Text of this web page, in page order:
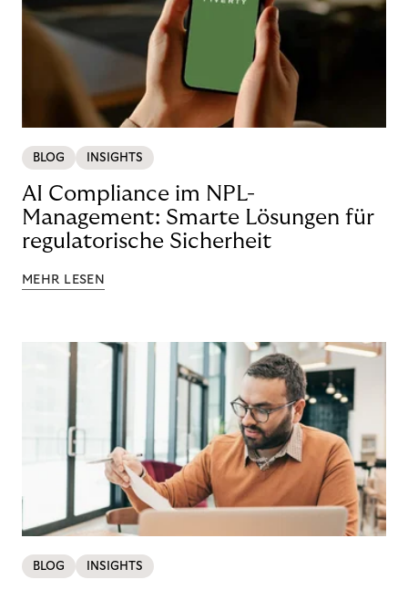
BLOG INSIGHTS
AI Compliance im NPL-
Management: Smarte Lösungen für
regulatorische Sicherheit
MEHR LESEN
BLOG INSIGHTS